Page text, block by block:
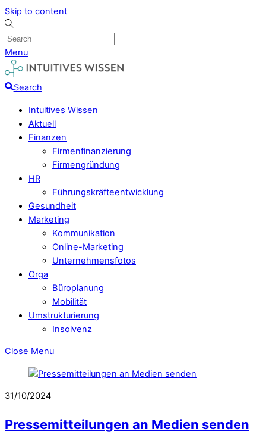
Skip to content
Menu
Search
Intuitives Wissen
Aktuell
Finanzen
Firmenfinanzierung
Firmengründung
HR
Führungskräfteentwicklung
Gesundheit
Marketing
Kommunikation
Online-Marketing
Unternehmensfotos
Orga
Büroplanung
Mobilität
Umstrukturierung
Insolvenz
Close Menu
31/10/2024
Pressemitteilungen an Medien senden